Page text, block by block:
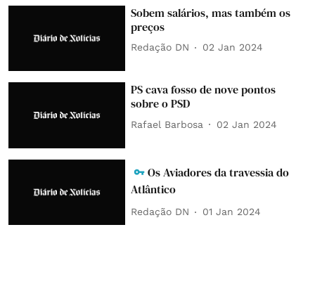
Sobem salários, mas também os
preços
Redação DN 02 Jan 2024
PS cava fosso de nove pontos
sobre o PSD
Rafael Barbosa 02 Jan 2024
Os Aviadores da travessia do
Atlântico
Redação DN 01 Jan 2024